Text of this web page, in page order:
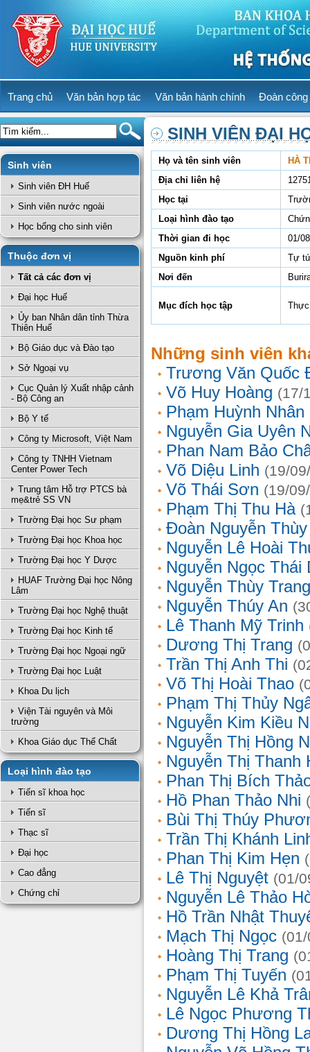
Trang chủ Văn bản hợp tác Văn bản hành chính Đoàn công
Sinh viên
Sinh viên ĐH Huế
Sinh viên nước ngoài
Học bổng cho sinh viên
Thuộc đơn vị
Tất cả các đơn vị
Đại học Huế
Ủy ban Nhân dân tỉnh Thừa
Thiên Huế
Bộ Giáo dục và Đào tạo
Sở Ngoại vụ
Cục Quản lý Xuất nhập cảnh
- Bộ Công an
Bộ Y tế
Công ty Microsoft, Việt Nam
Công ty TNHH Vietnam
Center Power Tech
Trung tâm Hỗ trợ PTCS bà
mẹ&trẻ SS VN
Trường Đại học Sư phạm
Trường Đại học Khoa học
Trường Đại học Y Dược
HUAF Trường Đại học Nông
Lâm
Trường Đại học Nghệ thuật
Trường Đại học Kinh tế
Trường Đại học Ngoại ngữ
Trường Đại học Luật
Khoa Du lịch
Viện Tài nguyên và Môi
trường
Khoa Giáo dục Thể Chất
Loại hình đào tạo
Tiến sĩ khoa học
Tiến sĩ
Thạc sĩ
Đại học
Cao đẳng
Chứng chỉ
SINH VIÊN ĐẠI
Họ và tên sinh viên
HÀ
Địa chỉ liên hệ
Học tại
Loại hình đào tạo
Thời gian đi học
01/
Nguồn kinh phí
Tự
Nơi đến
Mục đích học tập
Những sinh viên
Trương Văn Quốc
Võ Huy Hoàng (17/
Phạm Huỳnh Nhân
Nguyễn Gia Uyên
Phan Nam Bảo
Võ Diệu Linh (19/
Võ Thái Sơn (19/
Phạm Thị Thu Hà
Đoàn Nguyễn
Nguyễn Lê Hoài
Nguyễn Ngọc Thái
Nguyễn Thùy Trang
Nguyễn Thúy An
Lê Thanh Mỹ Trinh
Dương Thị Trang
Trần Thị Anh Thi
Võ Thị Hoài Thao
Phạm Thị Thủy
Nguyễn Kim Kiều
Nguyễn Thị Hồng
Nguyễn Thị Thanh
Phan Thị Bích
Hồ Phan Thảo Nhi
Bùi Thị Thúy
Trần Thị Khánh
Phan Thị Kim Hẹn
Lê Thị Nguyệt (01/
Nguyễn Lê Thảo
Hồ Trần Nhật
Mạch Thị Ngọc
Hoàng Thị Trang
Phạm Thị Tuyến
Nguyễn Lê Khả
Lê Ngọc Phương
Dương Thị Hồng